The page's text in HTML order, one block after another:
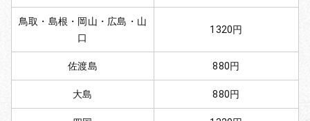
鳥取・島根・岡山・広島・山
口
1320円
佐渡島 880円
大島 880円